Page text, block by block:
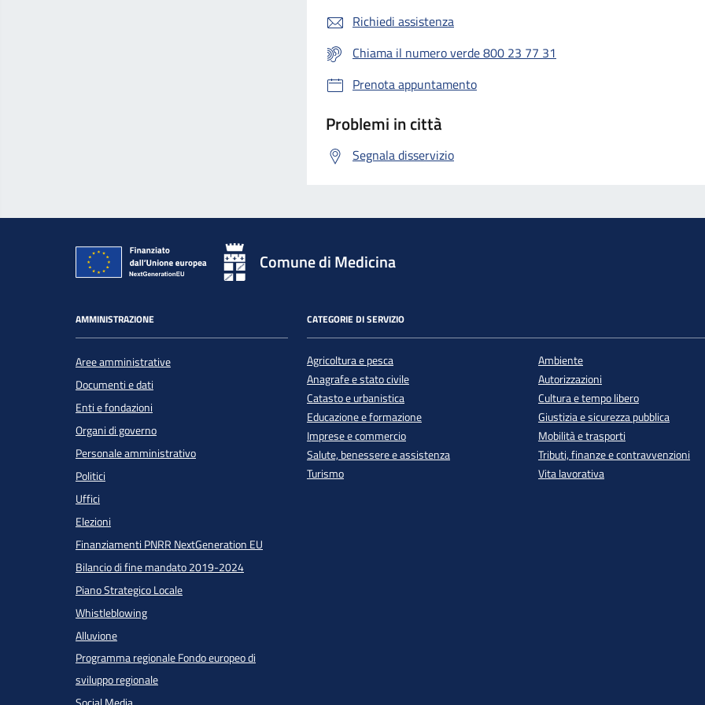
Richiedi assistenza
Chiama il numero verde 800 23 77 31
Prenota appuntamento
Problemi in città
Segnala disservizio
Comune di Medicina
AMMINISTRAZIONE
Aree amministrative
Documenti e dati
Enti e fondazioni
Organi di governo
Personale amministrativo
Politici
Uffici
Elezioni
Finanziamenti PNRR NextGeneration EU
Bilancio di fine mandato 2019-2024
Piano Strategico Locale
Whistleblowing
Alluvione
Programma regionale Fondo europeo di
sviluppo regionale
CATEGORIE DI SERVIZIO
Agricoltura e pesca
Ambiente
Anagrafe e stato civile
Autorizzazioni
Catasto e urbanistica
Cultura e tempo libero
Educazione e formazione
Giustizia e sicurezza pubblica
Imprese e commercio
Mobilità e trasporti
Salute, benessere e assistenza
Tributi, finanze e contravvenzioni
Turismo
Vita lavorativa